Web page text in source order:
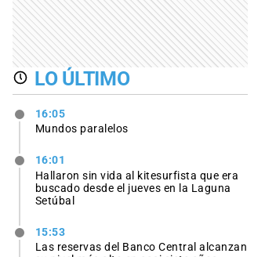
LO ÚLTIMO
16:05
Mundos paralelos
16:01
Hallaron sin vida al kitesurfista que era
buscado desde el jueves en la Laguna
Setúbal
15:53
Las reservas del Banco Central alcanzan